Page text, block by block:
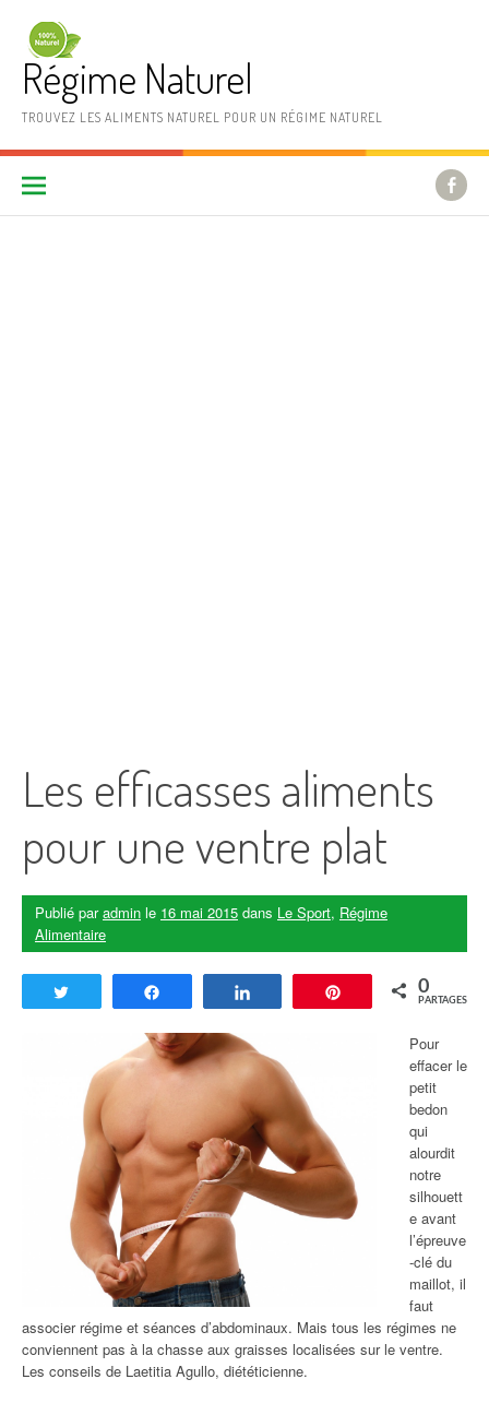
Régime Naturel
TROUVEZ LES ALIMENTS NATUREL POUR UN RÉGIME NATUREL
Les efficasses aliments
pour une ventre plat
Publié paradmin le 16 mai 2015 dans Le Sport, Régime
Alimentaire
Enregistrer
0
PARTAGES
Pour
effacer le
petit
bedon
qui
alourdit
notre
silhouett
e avant
l’épreuve
-clé du
maillot, il
faut
associer régime et séances d’abdominaux. Mais tous les régimes ne
conviennent pas à la chasse aux graisses localisées sur le ventre.
Les conseils de Laetitia Agullo, diététicienne.